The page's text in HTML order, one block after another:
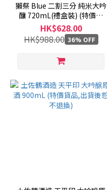
獺祭 Blue 二割三分 純米大吟
釀 720mL(禮盒裝) (特價貨
品,出貨後恕不退換)
HK$628.00
HK$988.00 36% OFF